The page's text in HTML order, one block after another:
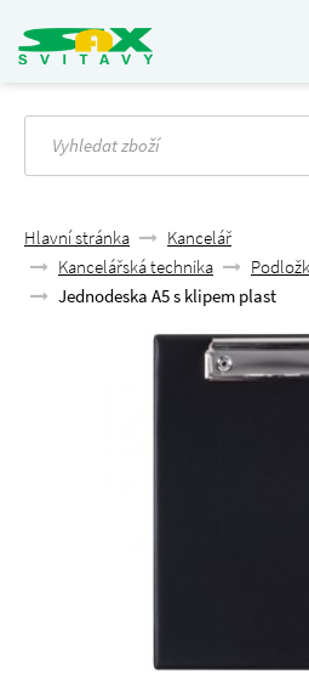
Hlavní stránka
Kancelář
Kancelářská technika
Jednodeska A5 s klipem plast